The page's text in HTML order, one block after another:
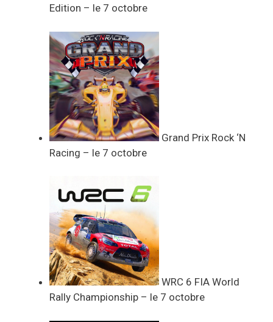
Edition – le 7 octobre
Grand Prix Rock ‘N
Racing – le 7 octobre
WRC 6 FIA World
Rally Championship – le 7 octobre